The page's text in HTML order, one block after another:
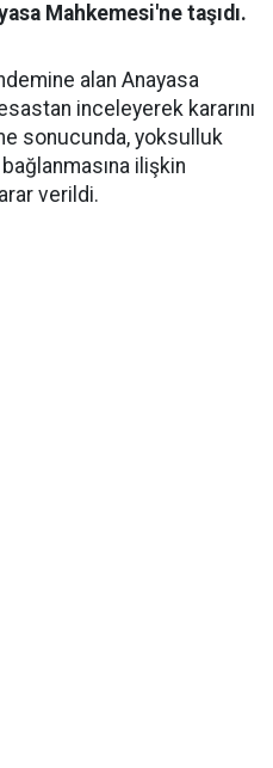
Mahkemesi'ne taşıdı.
alan Anayasa
inceleyerek kararını
sonucunda, yoksulluk
ilişkin
verildi.